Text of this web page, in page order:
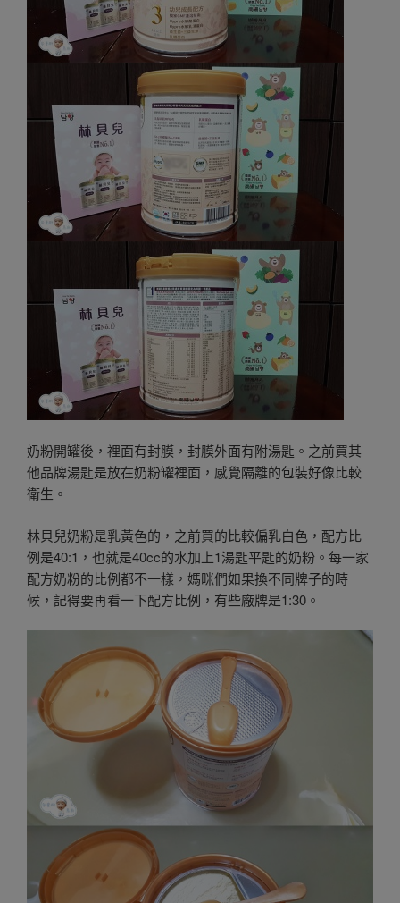
奶粉開罐後，裡面有封膜，封膜外面有附湯匙。之前買其
他品牌湯匙是放在奶粉罐裡面，感覺隔離的包裝好像比較
衛生。
林貝兒奶粉是乳黃色的，之前買的比較偏乳白色，配方比
例是40:1，也就是40cc的水加上1湯匙平匙的奶粉。每一家
配方奶粉的比例都不一樣，媽咪們如果換不同牌子的時
候，記得要再看一下配方比例，有些廠牌是1:30。